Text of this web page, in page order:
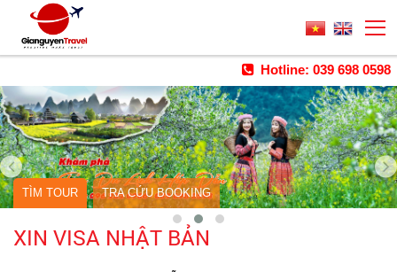
Hotline: 039 698 0598
TÌM TOUR TRA CỨU BOOKING
XIN VISA NHẬT BẢN